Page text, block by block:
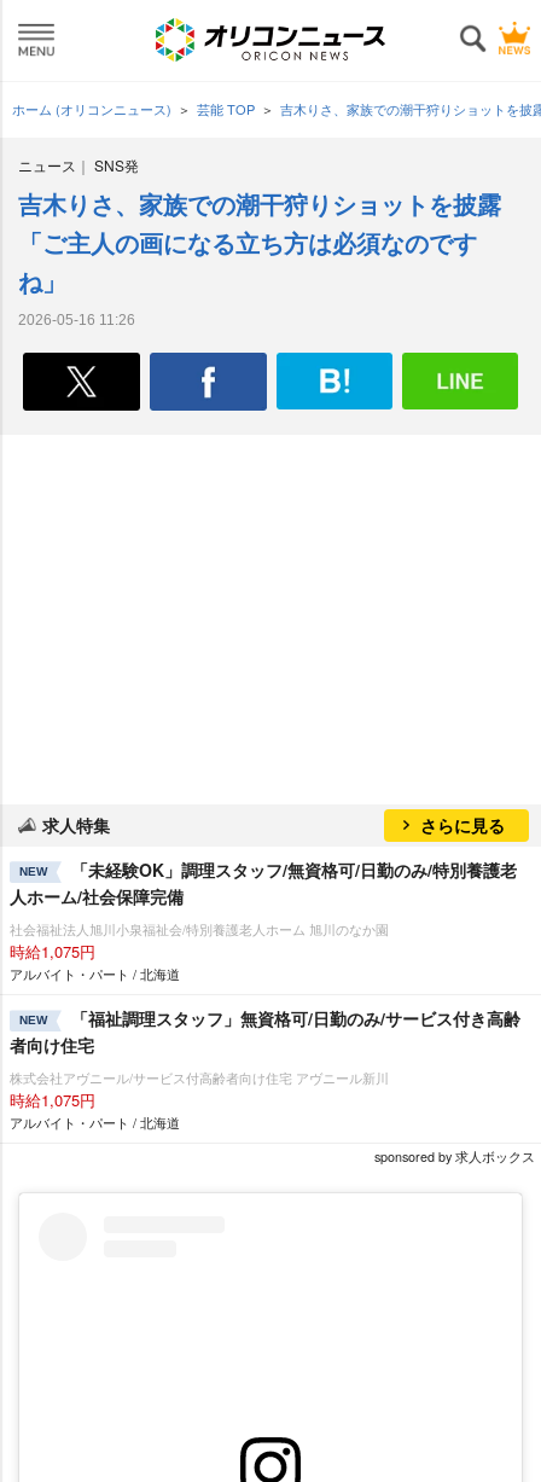
ホーム (オリコンニュース) 芸能 TOP 吉木りさ、家族での潮干狩りショットを
ニュース SNS発
吉木りさ、家族での潮干狩りショットを披露
「ご主人の画になる立ち方は必須なのです
ね」
2026-05-16 11:26
求人特集 さらに見る
NEW
「未経験OK」調理スタッフ/無資格可/日勤のみ/特別養護老
人ホーム/社会保障完備
社会福祉法人旭川小泉福祉会/特別養護老人ホーム 旭川のなか園
時給1,075円
アルバイト・パート / 北海道
NEW
「福祉調理スタッフ」無資格可/日勤のみ/サービス付き高齢
者向け住宅
株式会社アヴニール/サービス付高齢者向け住宅 アヴニール新川
時給1,075円
アルバイト・パート / 北海道
sponsored by 求人ボックス